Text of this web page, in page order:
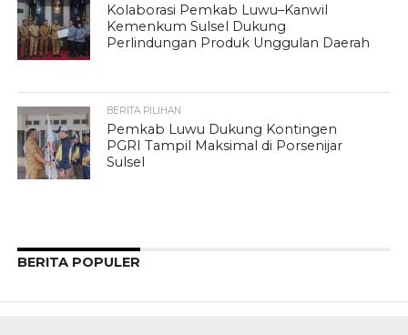
Kolaborasi Pemkab Luwu–Kanwil
Kemenkum Sulsel Dukung
Perlindungan Produk Unggulan Daerah
BERITA PILIHAN
Pemkab Luwu Dukung Kontingen
PGRI Tampil Maksimal di Porsenijar
Sulsel
BERITA POPULER